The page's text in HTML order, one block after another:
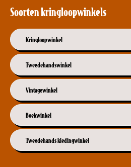
Soorten kringloopwinkels
Kringloopwinkel
Tweedehandswinkel
Vintagewinkel
Boekwinkel
Tweedehands kledingwinkel